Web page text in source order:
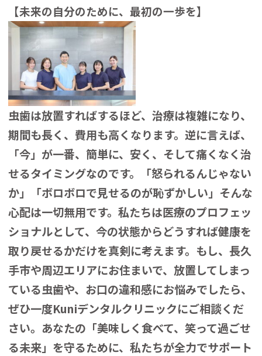
【未来の自分のために、最初の一歩を】
虫歯は放置すればするほど、治療は複雑になり、
期間も長く、費用も高くなります。逆に言えば、
「今」が一番、簡単に、安く、そして痛くなく治
せるタイミングなのです。「怒られるんじゃない
か」「ボロボロで見せるのが恥ずかしい」そんな
心配は一切無用です。私たちは医療のプロフェッ
ショナルとして、今の状態からどうすれば健康を
取り戻せるかだけを真剣に考えます。もし、長久
手市や周辺エリアにお住まいで、放置してしまっ
ている虫歯や、お口の違和感にお悩みでしたら、
ぜひ一度Kuniデンタルクリニックにご相談くだ
さい。あなたの「美味しく食べて、笑って過ごせ
る未来」を守るために、私たちが全力でサポート